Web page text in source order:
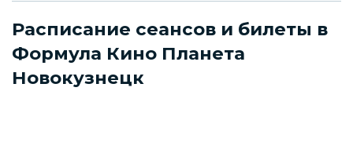
Расписание сеансов и билеты в
Формула Кино Планета
Новокузнецк